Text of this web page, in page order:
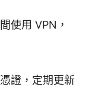
使用 VPN，
證，定期更新